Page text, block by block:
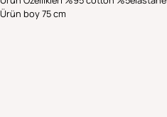
Ürün boy 75 cm